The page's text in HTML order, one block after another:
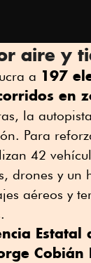
aire y
a 197
en
la
Para
42
drones y un
aéreos y
Estatal
Cobián